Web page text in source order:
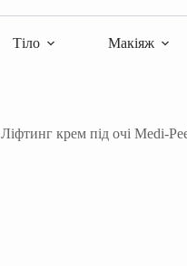
Тіло Макіяж
Ліфтинг крем під очі Medi-